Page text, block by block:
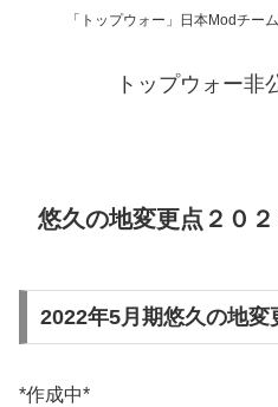
「トップウォー」日本Modチー
トップウォー非
悠久の地変更点２０
2022年5月期悠久の地変
*作成中*